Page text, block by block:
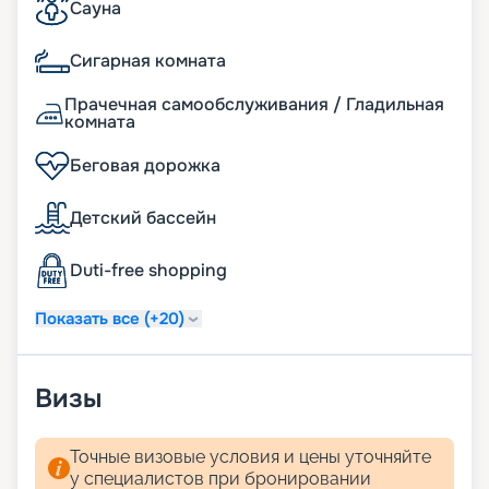
Сауна
Сигарная комната
Прачечная самообслуживания / Гладильная
комната
Беговая дорожка
Детский бассейн
Duti-free shopping
Показать все (+20)
Визы
Точные визовые условия и цены уточняйте
у специалистов при бронировании